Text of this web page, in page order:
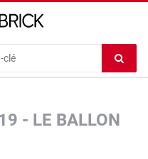
le
- LE BALLON